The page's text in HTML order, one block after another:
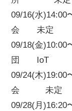
09/16(水
会 未定
09/18(金
団 IoT
09/24(木
会 未定
09/28(月